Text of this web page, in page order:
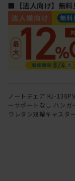
■【法人向け】無料
ノートチェア KJ-
ーサポートなし ハンガ
ウレタン双輪キャスタ